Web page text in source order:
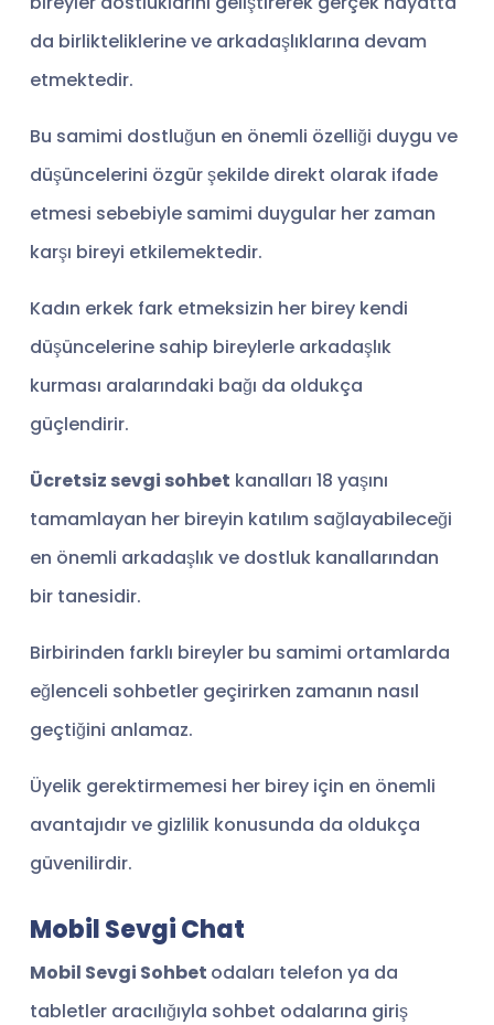
da birlikteliklerine ve arkadaşlıklarına devam
etmektedir.
Bu samimi dostluğun en önemli özelliği duygu ve
düşüncelerini özgür şekilde direkt olarak ifade
etmesi sebebiyle samimi duygular her zaman
karşı bireyi etkilemektedir.
Kadın erkek fark etmeksizin her birey kendi
düşüncelerine sahip bireylerle arkadaşlık
kurması aralarındaki bağı da oldukça
güçlendirir.
Ücretsiz sevgi sohbet kanalları 18 yaşını
tamamlayan her bireyin katılım sağlayabileceği
en önemli arkadaşlık ve dostluk kanallarından
bir tanesidir.
Birbirinden farklı bireyler bu samimi ortamlarda
eğlenceli sohbetler geçirirken zamanın nasıl
geçtiğini anlamaz.
Üyelik gerektirmemesi her birey için en önemli
avantajıdır ve gizlilik konusunda da oldukça
güvenilirdir.
Mobil Sevgi Chat
Mobil Sevgi Sohbet odaları telefon ya da
tabletler aracılığıyla sohbet odalarına giriş